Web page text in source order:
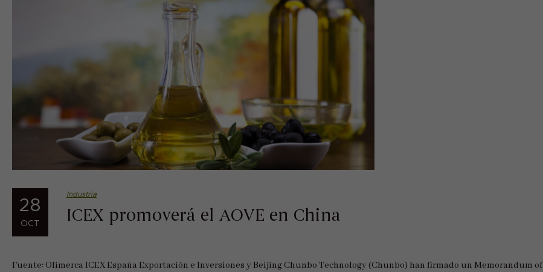
28
OCT
Industria
ICEX promoverá el AOVE en China
Fuente: Olimerca ICEX España Exportación e Inversiones y Beijing Chunbo Technology (Chunbo) han firmado un Memorandum of